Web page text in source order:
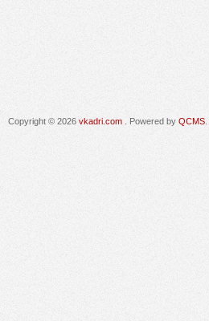
Copyright © 2026 vkadri.com . Powered by QCMS